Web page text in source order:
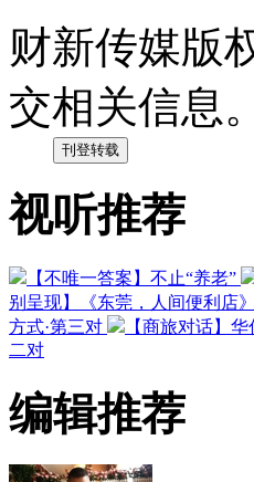
财新传媒版
交相关信息
视听推荐
【不唯一答案】不止“养老”
别呈现】《东莞，人间便利店
方式·第三对
【商旅对话】
二对
编辑推荐